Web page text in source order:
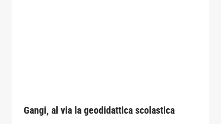
Gangi, al via la geodidattica scolastica